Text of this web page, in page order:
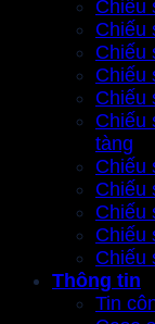
Chiếu
Chiếu
Chiếu
Chiếu
Chiếu
Chiếu
tàng
Chiếu
Chiếu
Chiếu
Chiếu
Chiếu
Thông tin
Tin